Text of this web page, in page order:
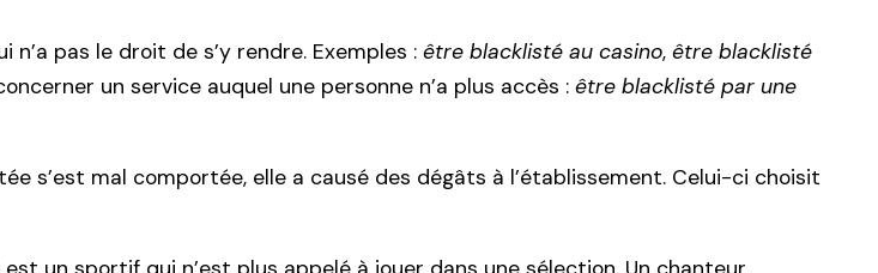
n’a pas le droit de s’y rendre. Exemples : être blacklisté au casino, être blacklisté
un service auquel une personne n’a plus accès : être blacklisté par une
s’est mal comportée, elle a causé des dégâts à l’établissement. Celui-ci choisit